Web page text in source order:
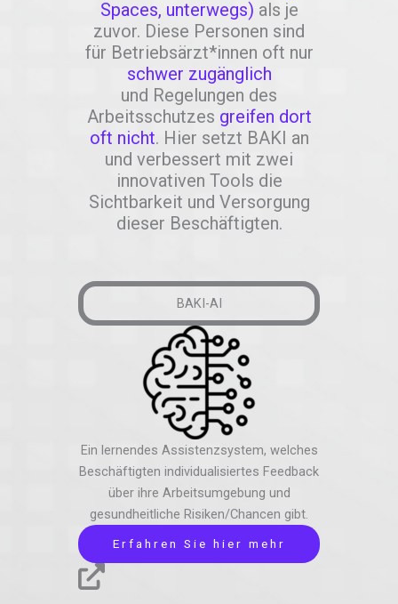
Spaces, unterwegs) als je
zuvor. Diese Personen sind
für Betriebsärzt*innen oft nur
schwer zugänglich
und Regelungen des
Arbeitsschutzes greifen dort
oft nicht. Hier setzt BAKI an
und verbessert mit zwei
innovativen Tools die
Sichtbarkeit und Versorgung
dieser Beschäftigten.
BAKI-AI
Ein lernendes Assistenzsystem, welches
Beschäftigten individualisiertes Feedback
über ihre Arbeitsumgebung und
gesundheitliche Risiken/Chancen gibt.
Erfahren Sie hier mehr